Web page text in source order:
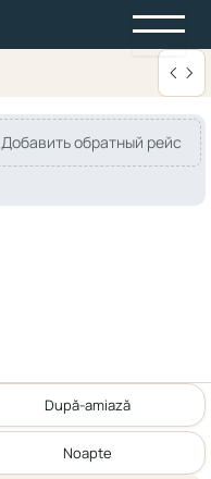
Добавить обратный рейс
După-amiază
Noapte